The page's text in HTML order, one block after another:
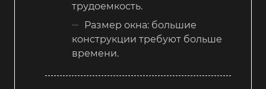
трудоемкость.
Размер окна: большие
конструкции требуют больше
времени.